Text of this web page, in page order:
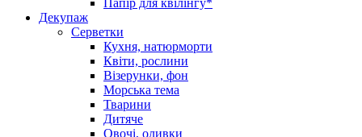
Декупаж
Серветки
Кухня, натюрморти
Квіти, рослини
Візерунки, фон
Морська тема
Тварини
Дитяче
Овочі, оливки